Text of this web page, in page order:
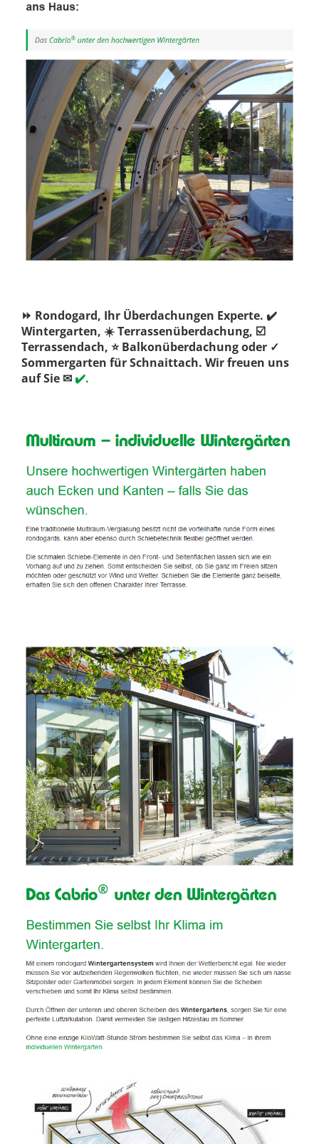
⏩ Rondogard, Ihr Überdachungen Experte. ✔️
Wintergarten, ☀️ Terrassenüberdachung, ☑️
Terrassendach, ⭐ Balkonüberdachung oder ✓
Sommergarten für Schnaittach. Wir freuen uns
auf Sie ✉✔️.